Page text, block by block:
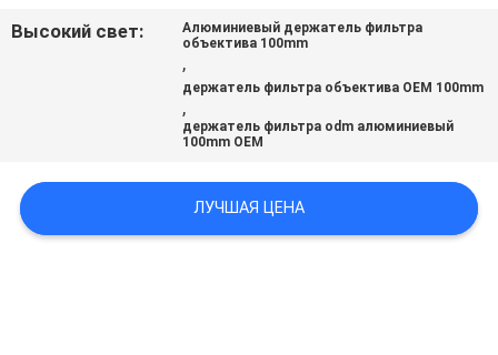
Высокий свет:
Алюминиевый держатель фильтра
объектива 100mm
,
держатель фильтра объектива OEM 100mm
,
держатель фильтра odm алюминиевый
100mm OEM
ЛУЧШАЯ ЦЕНА